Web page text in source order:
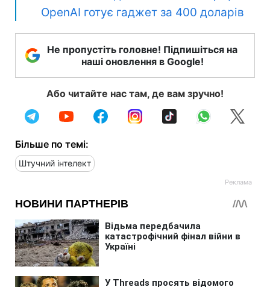
OpenAI готує гаджет за 400 доларів
Не пропустіть головне! Підпишіться на
наші оновлення в Google!
Або читайте нас там, де вам зручно!
Більше по темі:
Штучний інтелект